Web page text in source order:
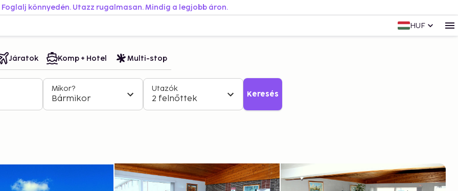
Foglalj könnyedén. Utazz rugalmasan. Mindig a legjobb áron.
HUF
Járatok Komp + Hotel Multi-stop
Mikor?
Bármikor
Utazók
2 felnőttek Keresés